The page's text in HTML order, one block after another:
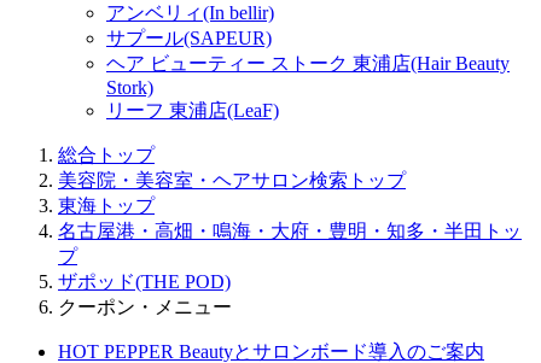
アンベリィ(In bellir)
サプール(SAPEUR)
ヘア ビューティー ストーク 東浦店(Hair Beauty
Stork)
リーフ 東浦店(LeaF)
総合トップ
美容院・美容室・ヘアサロン検索トップ
東海トップ
名古屋港・高畑・鳴海・大府・豊明・知多・半田トッ
プ
ザポッド(THE POD)
クーポン・メニュー
HOT PEPPER Beautyとサロンボード導入のご案内